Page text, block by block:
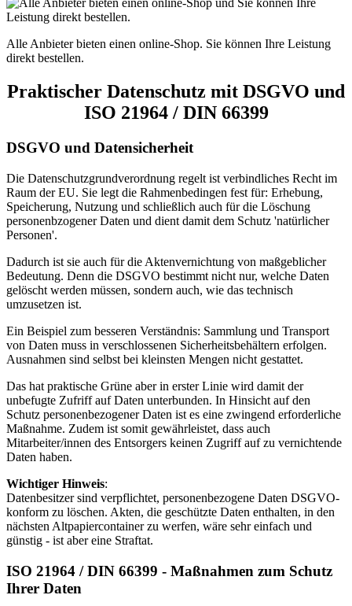
Alle Anbieter bieten einen online-Shop. Sie können Ihre Leistung
direkt bestellen.
Praktischer Datenschutz mit DSGVO und
ISO 21964 / DIN 66399
DSGVO und Datensicherheit
Die Datenschutzgrundverordnung regelt ist verbindliches Recht im
Raum der EU. Sie legt die Rahmenbedingen fest für: Erhebung,
Speicherung, Nutzung und schließlich auch für die Löschung
personenbzogener Daten und dient damit dem Schutz 'natürlicher
Personen'.
Dadurch ist sie auch für die Aktenvernichtung von maßgeblicher
Bedeutung. Denn die DSGVO bestimmt nicht nur, welche Daten
gelöscht werden müssen, sondern auch, wie das technisch
umzusetzen ist.
Ein Beispiel zum besseren Verständnis: Sammlung und Transport
von Daten muss in verschlossenen Sicherheitsbehältern erfolgen.
Ausnahmen sind selbst bei kleinsten Mengen nicht gestattet.
Das hat praktische Grüne aber in erster Linie wird damit der
unbefugte Zufriff auf Daten unterbunden. In Hinsicht auf den
Schutz personenbezogener Daten ist es eine zwingend erforderliche
Maßnahme. Zudem ist somit gewährleistet, dass auch
Mitarbeiter/innen des Entsorgers keinen Zugriff auf zu vernichtende
Daten haben.
Wichtiger Hinweis:
Datenbesitzer sind verpflichtet, personenbezogene Daten DSGVO-
konform zu löschen. Akten, die geschützte Daten enthalten, in den
nächsten Altpapiercontainer zu werfen, wäre sehr einfach und
günstig - ist aber eine Straftat.
ISO 21964 / DIN 66399 - Maßnahmen zum Schutz
Ihrer Daten